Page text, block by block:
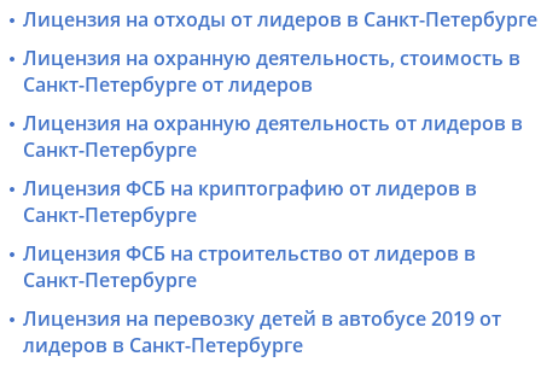
Лицензия на отходы от лидеров в Санкт-Петербурге
Лицензия на охранную деятельность, стоимость в
Санкт-Петербурге от лидеров
Лицензия на охранную деятельность от лидеров в
Санкт-Петербурге
Лицензия ФСБ на криптографию от лидеров в
Санкт-Петербурге
Лицензия ФСБ на строительство от лидеров в
Санкт-Петербурге
Лицензия на перевозку детей в автобусе 2019 от
лидеров в Санкт-Петербурге